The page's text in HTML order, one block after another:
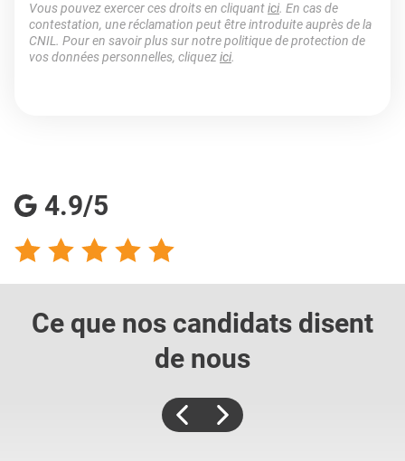
Vous pouvez exercer ces droits en cliquantici. En cas de
contestation, une réclamation peut être introduite auprès de la
CNIL. Pour en savoir plus sur notre politique de protection de
vos données personnelles, cliquezici.
4.9/5
Ce que nos candidats disent
de nous